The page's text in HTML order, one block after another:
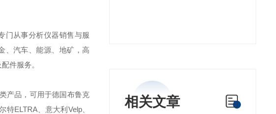
相关文章
门从事分析仪器销售与服
、汽车、能源、地矿，高
件服务。
产品，可用于德国布鲁克
特ELTRA、意大利Velp、